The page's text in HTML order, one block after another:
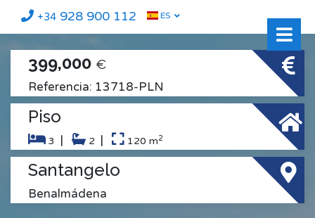
+34 928 900 112 ES
399,000 €
Referencia: 13718-PLN
Piso
3 2 120 m2
Santangelo
Benalmádena